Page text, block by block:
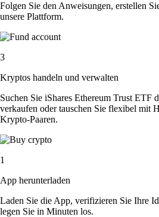
Folgen Sie den Anweisungen, erstellen
unsere Plattform.
3
Kryptos handeln und verwalten
Suchen Sie iShares Ethereum Trust ETF
verkaufen oder tauschen Sie flexibel mit
Krypto-Paaren.
1
App herunterladen
Laden Sie die App, verifizieren Sie Ihre
legen Sie in Minuten los.